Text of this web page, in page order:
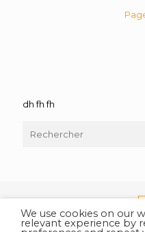
dh fh fh
We use cookies on our
relevant experience by